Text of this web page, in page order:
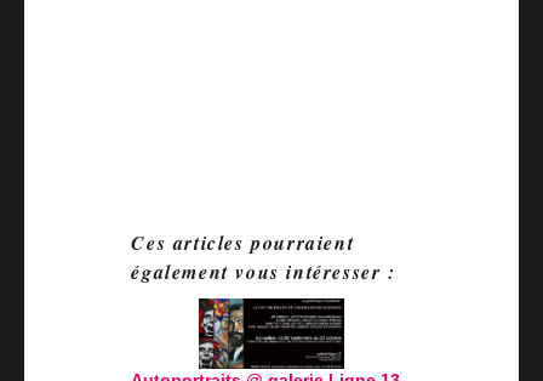
Ces articles pourraient
également vous intéresser :